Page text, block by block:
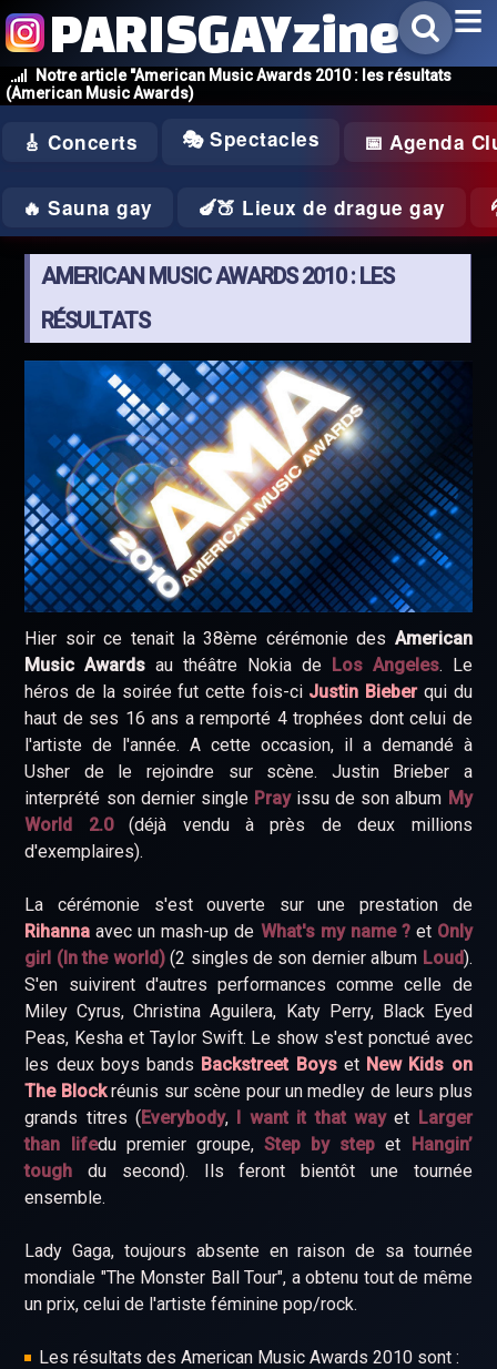
Notre article "American Music Awards 2010 : les résultats
(American Music Awards)
PARISGAYzine
🎸 Concerts 🎭 Spectacles 📅 Agenda
🔥 Sauna gay 🍆🍑 Lieux de drague gay
AMERICAN MUSIC AWARDS 2010 : LES
RÉSULTATS
Hier soir ce tenait la 38ème cérémonie des American
Music Awards au théâtre Nokia de Los Angeles. Le
héros de la soirée fut cette fois-ci Justin Bieberqui du
haut de ses 16 ans a remporté 4 trophées dont celui de
l'artiste de l'année. A cette occasion, il a demandé à
Usher de le rejoindre sur scène. Justin Brieber a
interprété son dernier single Prayissu de son album My
World 2.0(déjà vendu à près de deux millions
d'exemplaires).
La cérémonie s'est ouverte sur une prestation de
Rihanna avec un mash-up de What's my name ?et Only
girl (In the world)(2 singles de son dernier album Loud).
S'en suivirent d'autres performances comme celle de
Miley Cyrus, Christina Aguilera, Katy Perry, Black Eyed
Peas, Kesha et Taylor Swift. Le show s'est ponctué avec
les deux boys bands Backstreet Boyset New Kids on
The Blockréunis sur scène pour un medley de leurs plus
grands titres (Everybody, I want it that wayet Larger
than lifedu premier groupe,Step by step et Hangin’
tough du second). Ils feront bientôt une tournée
ensemble.
Lady Gaga, toujours absente en raison de sa tournée
mondiale "The Monster Ball Tour", a obtenu tout de même
un prix, celui de l'artiste féminine pop/rock.
Les résultats des American Music Awards 2010 sont :